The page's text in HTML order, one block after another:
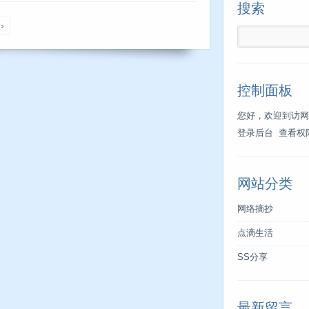
搜索
控制面板
您好，欢迎到访
登录后台
查看权
网站分类
网络摘抄
点滴生活
SS分享